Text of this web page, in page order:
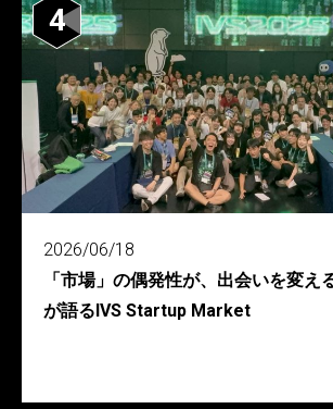
4
2026/06/18
「市場」の偶発性が、出会いを変え
が語るIVS Startup Market